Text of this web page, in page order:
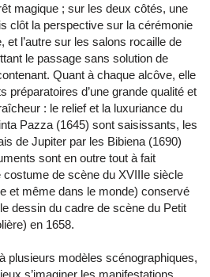
magique ; sur les deux côtés, une
clôt la perspective sur la cérémonie
et l’autre sur les salons rocaille de
le passage sans solution de
Quant à chaque alcôve, elle
préparatoires d’une grande qualité et
: le relief et la luxuriance du
Pazza (1645) sont saisissants, les
de Jupiter par les Bibiena (1690)
sont en outre tout à fait
de scène du XVIIIe siècle
et même dans le monde) conservé
dessin du cadre de scène du Petit
en 1658.
plusieurs modèles scénographiques,